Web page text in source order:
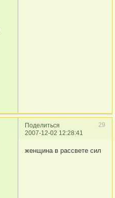
Поделиться
29
2007-12-02 12:28:41
женщина в рассвете сил